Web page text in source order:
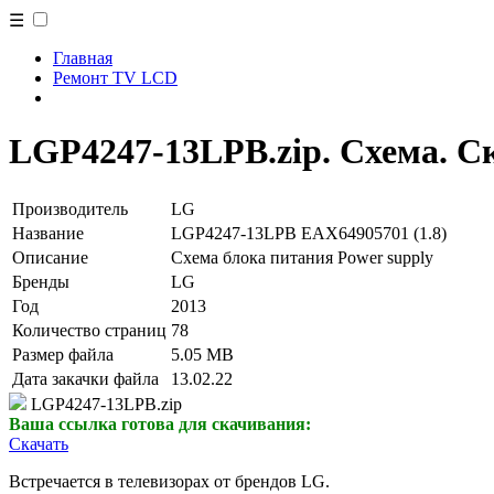
☰
Главная
Ремонт TV LCD
LGP4247-13LPB.zip. Схема.
Производитель
LG
Название
LGP4247-13LPB EAX64905701 (1.8)
Описание
Схема блока питания Power supply
Бренды
LG
Год
2013
Количество страниц 78
Размер файла
5.05 MB
Дата закачки файла
13.02.22
LGP4247-13LPB.zip
Ваша ссылка готова для скачивания:
Скачать
Встречается в телевизорах от брендов LG.